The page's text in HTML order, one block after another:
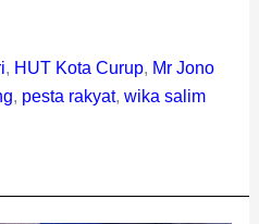
, HUT Kota Curup, Mr Jono
, pesta rakyat, wika salim